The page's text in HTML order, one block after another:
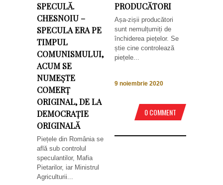
SPECULĂ.
CHESNOIU –
SPECULA ERA PE
TIMPUL
COMUNISMULUI,
ACUM SE
NUMEȘTE
COMERȚ
ORIGINAL, DE LA
DEMOCRAȚIE
ORIGINALĂ
Piețele din România se
află sub controlul
speculantilor, Mafia
Pietarilor, iar Ministrul
Agriculturii...
PRODUCĂTORI
Așa-zișii producători
sunt nemulțumiți de
închiderea piețelor. Se
știe cine controlează
piețele...
9 noiembrie 2020
0 COMMENT